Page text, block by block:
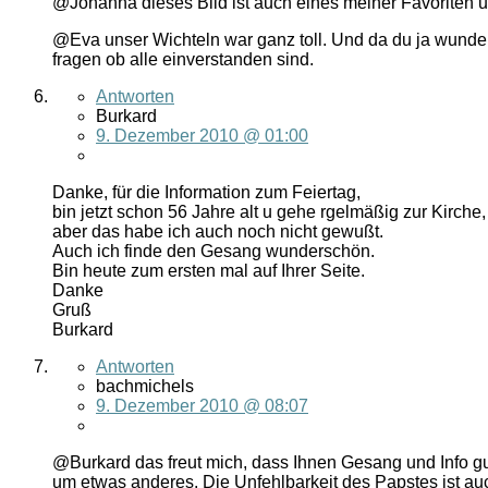
@Eva unser Wichteln war ganz toll. Und da du ja
fragen ob alle einverstanden sind.
Antworten
Burkard
9. Dezember 2010 @ 01:00
Danke, für die Information zum Feiertag,
bin jetzt schon 56 Jahre alt u gehe rgelmäßig zur Kirche,
aber das habe ich auch noch nicht gewußt.
Auch ich finde den Gesang wunderschön.
Bin heute zum ersten mal auf Ihrer Seite.
Danke
Gruß
Burkard
Antworten
bachmichels
9. Dezember 2010 @ 08:07
@Burkard das freut mich, dass Ihnen Gesang und Info
um etwas anderes. Die Unfehlbarkeit des Papstes ist